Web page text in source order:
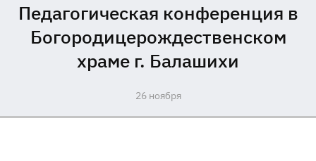
Педагогическая конференция в
Богородицерождественском
храме г. Балашихи
26 ноября